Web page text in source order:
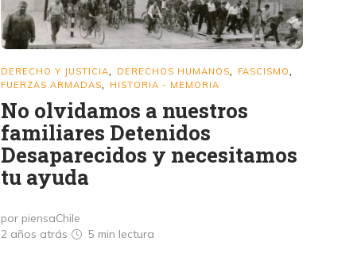
DERECHO Y JUSTICIA DERECHOS HUMANOS FASCISMO
FUERZAS ARMADAS HISTORIA - MEMORIA
No olvidamos a nuestros
familiares Detenidos
Desaparecidos y necesitamos
tu ayuda
por piensaChile
2 años atrás
5 min lectura